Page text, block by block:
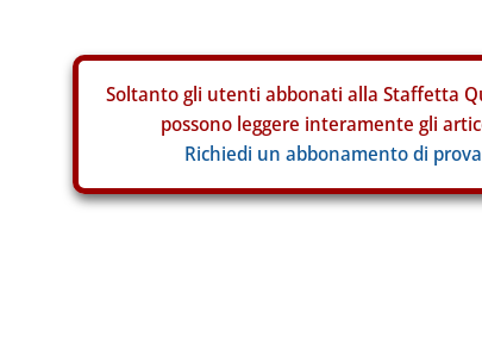
Soltanto gli utenti abbonati alla Staffetta
possono leggere interamente gli
Richiedi un abbonamento di prova